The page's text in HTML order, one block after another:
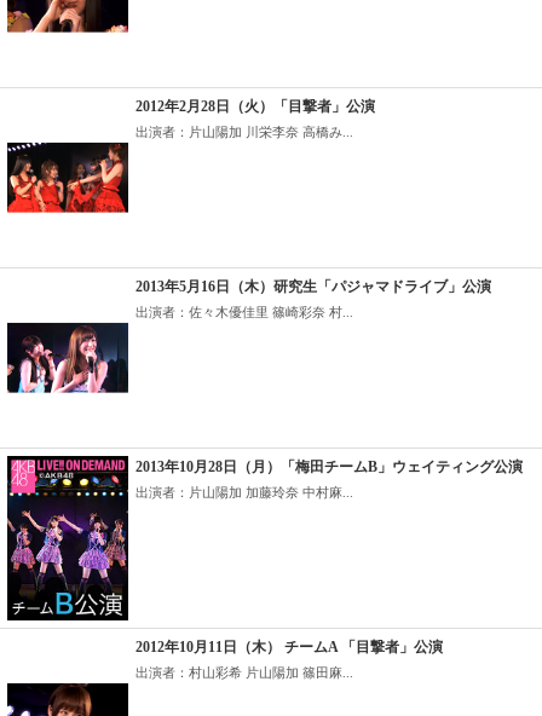
2012年2月28日（火）「目撃者」公演
出演者：片山陽加 川栄李奈 高橋み...
2013年5月16日（木）研究生「パジャマドライブ」公演
出演者：佐々木優佳里 篠崎彩奈 村...
2013年10月28日（月）「梅田チームB」ウェイティング公演
出演者：片山陽加 加藤玲奈 中村麻...
2012年10月11日（木） チームA 「目撃者」公演
出演者：村山彩希 片山陽加 篠田麻...